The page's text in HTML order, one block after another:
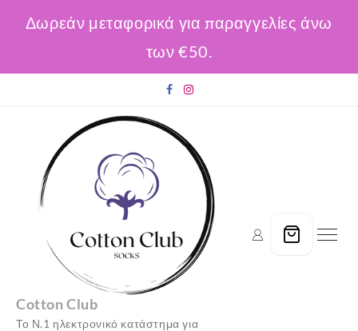
Δωρεάν μεταφορικά για παραγγελίες άνω
των €50.
Cotton Club
Το Ν.1 ηλεκτρονικό κατάστημα για